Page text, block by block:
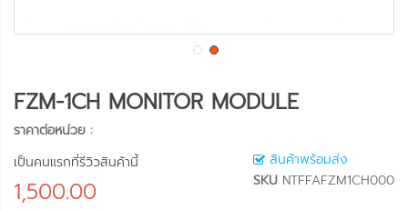
FZM-1CH MONITOR MODULE
ราคาต่อหน่วย :
สินค้าพร้อมส่ง
SKU NTFFAFZM1CH000
เป็นคนแรกที่รีวิวสินค้านี้
1,500.00